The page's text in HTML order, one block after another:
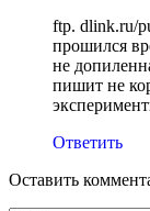
ftp. dlink.ru/
прошился
не
пишит не
Ответить
Оставить